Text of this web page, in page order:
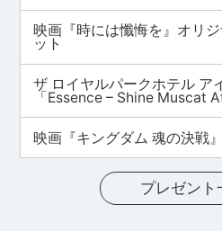
映画『時には懺悔を』オリ
ット
ザ ロイヤルパークホテル ア
「Essence – Shine Muscat
映画『キングダム 魂の決戦
プレゼント